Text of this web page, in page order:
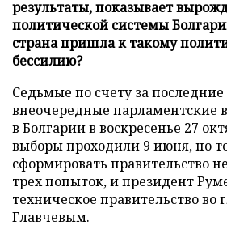
результаты, показывает
политической системы
страна пришла к такому
бессилию?
Седьмые по счету за последние
внеочередные парламентские
в Болгарии в воскресенье 27
выборы проходили 9 июня, но
сформировать правительство
трех попыток, и президент
техническое правительство во
Главчевым.